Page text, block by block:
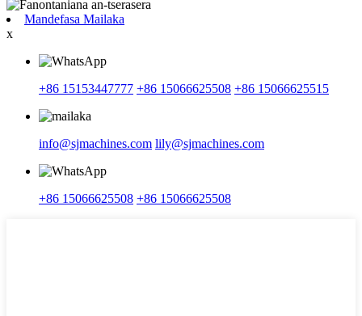
Mandefasa Mailaka
x
+86 15153447777 +86 15066625508 +86 15066625515
info@sjmachines.com lily@sjmachines.com
+86 15066625508 +86 15066625508